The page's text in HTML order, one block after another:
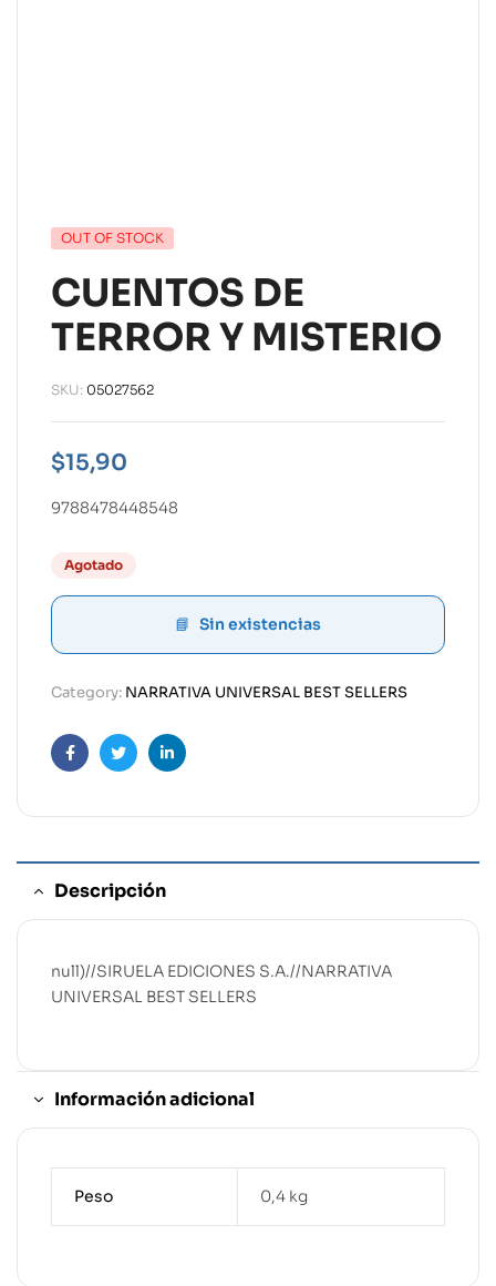
OUT OF STOCK
CUENTOS DE
TERROR Y MISTERIO
SKU: 05027562
$15,90
9788478448548
Agotado
Sin existencias
Category: NARRATIVA UNIVERSAL BEST SELLERS
FacebookTwitterLinkedin
Descripción
null)//SIRUELA EDICIONES S.A.//NARRATIVA
UNIVERSAL BEST SELLERS
Información adicional
Peso 0,4 kg